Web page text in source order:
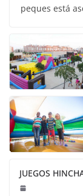
peques está
JUEGOS